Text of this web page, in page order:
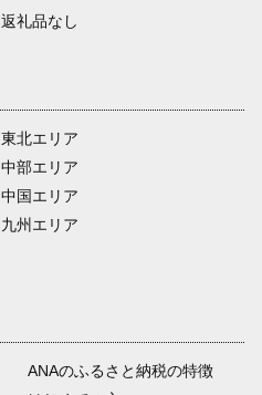
返礼品なし
東北エリア
中部エリア
中国エリア
九州エリア
ANAのふるさと納税の特徴